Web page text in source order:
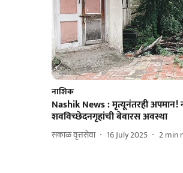
नाशिक
Nashik News : मृत्यूनंतरही अपमान!
शवविच्छेदनगृहांची बेवारस अवस्था
सकाळ वृत्तसेवा 16 July 2025 2min